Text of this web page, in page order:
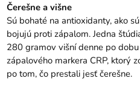
Čerešne a višne
Sú bohaté na antioxidanty, ako
bojujú proti zápalom. Jedna
280 gramov višní denne po
zápalového markera CRP, ktorý
po tom, čo prestali jesť čerešne.